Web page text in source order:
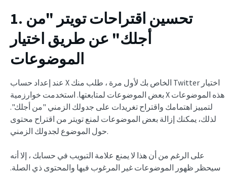
1. تحسين اقتراحات تويتر "من
أجلك" عن طريق اختيار
الموضوعات
عند إعداد حساب X الخاص بك لأول مرة ، طلب منك Twitter اختيار
بعض الموضوعات لمتابعتها. استخدمت خوارزمية X هذه الموضوعات
لتمييز اهتمامك واقتراح تغريدات على جدولك الزمني "من أجلك".
لذلك، يمكنك إزالة بعض الموضوعات لمنع تويتر من اقتراح محتوى
حول الموضوع لجدولك الزمني.
على الرغم من أن هذا لا يمنع علامة التبويب في حسابك ، إلا أنه
سيحظر ظهور الموضوعات غير المرغوب فيها والمحتوى ذي الصلة.